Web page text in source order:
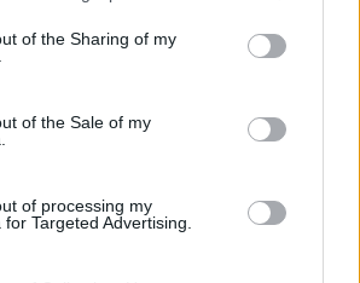
of the Sharing of my
of the Sale of my
of processing my
Targeted Advertising.